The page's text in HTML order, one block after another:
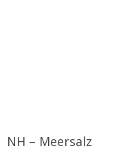
NH – Meersalz